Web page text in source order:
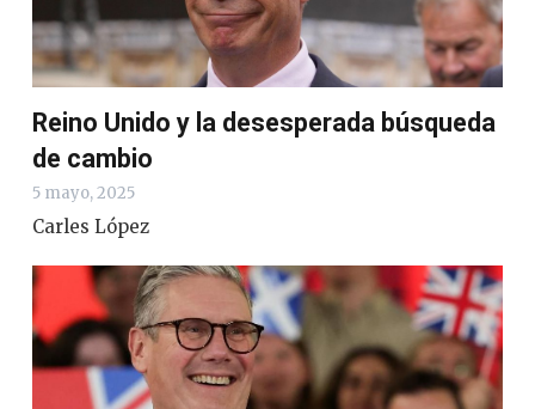
Reino Unido y la desesperada búsqueda
de cambio
5 mayo, 2025
Carles López